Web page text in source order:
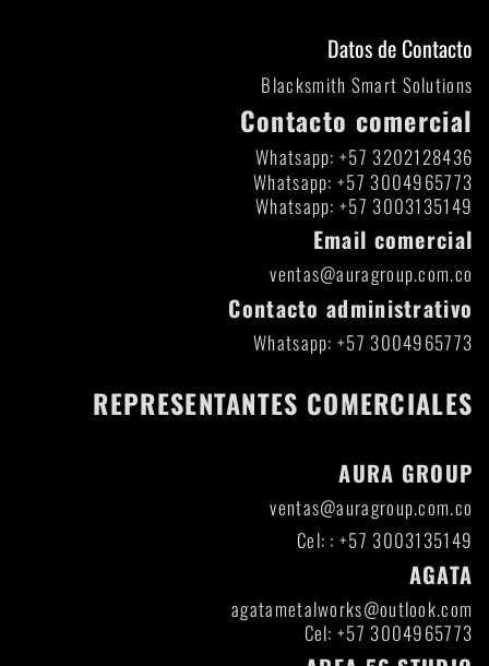
Datos de Contacto
Blacksmith Smart Solutions
Contacto comercial
Whatsapp: +57 3202128436
Whatsapp: +57 3004965773
Whatsapp: +57 3003135149
Email comercial
ventas@auragroup.com.co
Contacto administrativo
Whatsapp: +57 3004965773
REPRESENTANTES COMERCIALES
AURA GROUP
ventas@auragroup.com.co
Cel: : +57 3003135149
AGATA
agatametalworks@outlook.com
Cel: +57 3004965773